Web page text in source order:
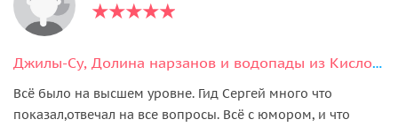
Джилы-Су, Долина нарзанов и водопады из Кисловодска
Всё было на высшем уровне. Гид Сергей много что
показал,отвечал на все вопросы. Всё с юмором, и что